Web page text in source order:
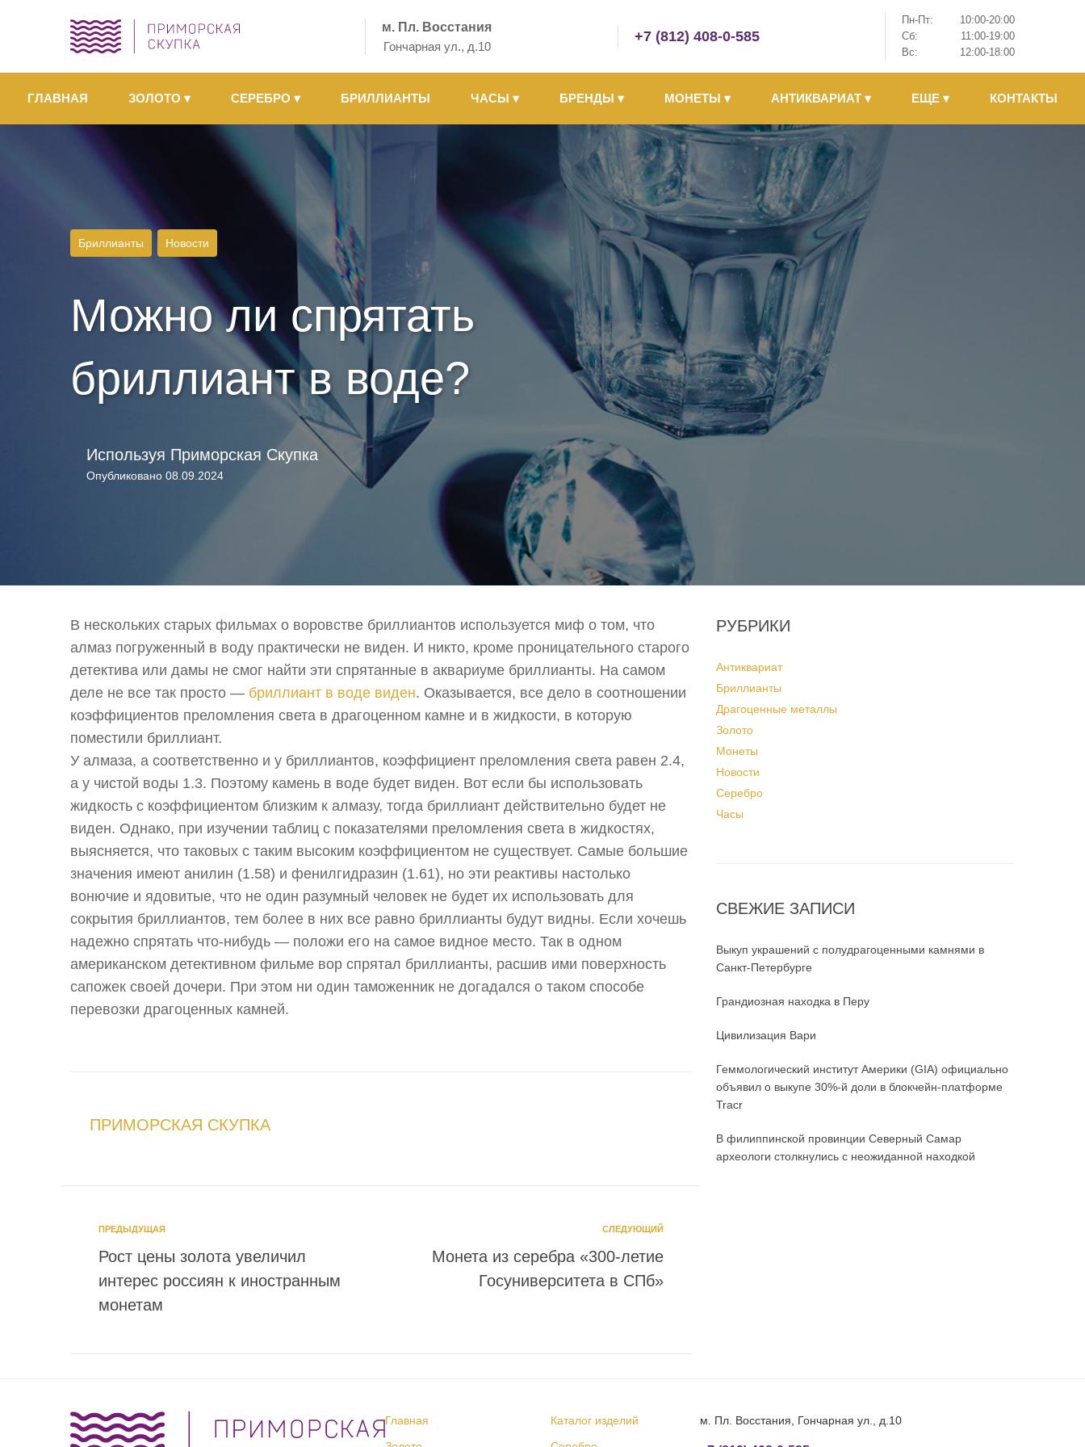
м. Пл. Восстания
Гончарная ул., д.10
+7 (812) 408-0-585
Пн-Пт:
10:00-20:00
Сб:
11:00-19:00
Вс:
12:00-18:00
ГЛАВНАЯ ЗОЛОТО ▾ СЕРЕБРО ▾ БРИЛЛИАНТЫ ЧАСЫ ▾ БРЕНДЫ ▾ МОНЕТЫ ▾ АНТИКВАРИАТ ▾ ЕЩЕ ▾ КОНТАКТЫ
Бриллианты Новости
Можно ли спрятать
бриллиант в воде?
Используя Приморская Скупка
Опубликовано 08.09.2024
В нескольких старых фильмах о воровстве бриллиантов используется миф о том, что
алмаз погруженный в воду практически не виден. И никто, кроме проницательного старого
детектива или дамы не смог найти эти спрятанные в аквариуме бриллианты. На самом
деле не все так просто — бриллиант в воде виден. Оказывается, все дело в соотношении
коэффициентов преломления света в драгоценном камне и в жидкости, в которую
поместили бриллиант.
У алмаза, а соответственно и у бриллиантов, коэффициент преломления света равен 2.4,
а у чистой воды 1.3. Поэтому камень в воде будет виден. Вот если бы использовать
жидкость с коэффициентом близким к алмазу, тогда бриллиант действительно будет не
виден. Однако, при изучении таблиц с показателями преломления света в жидкостях,
выясняется, что таковых с таким высоким коэффициентом не существует. Самые большие
значения имеют анилин (1.58) и фенилгидразин (1.61), но эти реактивы настолько
вонючие и ядовитые, что не один разумный человек не будет их использовать для
сокрытия бриллиантов, тем более в них все равно бриллианты будут видны. Если хочешь
надежно спрятать что-нибудь — положи его на самое видное место. Так в одном
американском детективном фильме вор спрятал бриллианты, расшив ими поверхность
сапожек своей дочери. При этом ни один таможенник не догадался о таком способе
перевозки драгоценных камней.
ПРИМОРСКАЯ СКУПКА
ПРЕДЫДУЩАЯ
Рост цены золота увеличил
интерес россиян к иностранным
монетам
СЛЕДУЮЩИЙ
Монета из серебра «300-летие
Госуниверситета в СПб»
РУБРИКИ
Антиквариат
Бриллианты
Драгоценные металлы
Золото
Монеты
Новости
Серебро
Часы
СВЕЖИЕ ЗАПИСИ
Выкуп украшений с полудрагоценными камнями в
Санкт-Петербурге
Грандиозная находка в Перу
Цивилизация Вари
Геммологический институт Америки (GIA) официально
объявил о выкупе 30%-й доли в блокчейн-платформе
Tracr
В филиппинской провинции Северный Самар
археологи столкнулись с неожиданной находкой
Главная
Каталог изделий
м. Пл. Восстания, Гончарная ул., д.10